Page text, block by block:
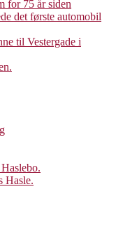
for 75 år siden
det første automobil
til Vestergade i
Hasle.